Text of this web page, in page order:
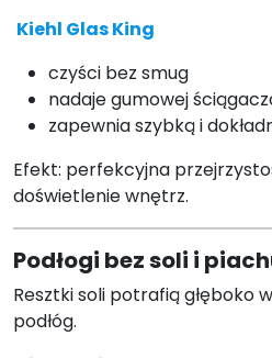
Kiehl Glas King
czyści bez smug
nadaje gumowej
zapewnia szybką i
Efekt: perfekcyjna
doświetlenie wnętrz.
Podłogi bez soli i
Resztki soli potrafią głęboko
podłóg.